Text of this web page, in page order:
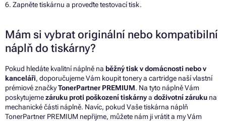
6. Zapněte tiskárnu a proveďte testovací tisk.
Mám si vybrat originální nebo kompatibilní
náplň do tiskárny?
Pokud hledáte kvalitní náplně na běžný tisk v domácnosti nebo v
kanceláři, doporučujeme Vám koupit tonery a cartridge naší vlastní
prémiové značkyTonerPartner PREMIUM. Na tyto náplně Vám
poskytujemezáruku proti poškození tiskárnya doživotní záruku na
mechanické části náplně. Navíc, pokud Vaše tiskárna náplň
TonerPartner PREMIUM nepřijme, můžete nám ji vrátit a my Vám